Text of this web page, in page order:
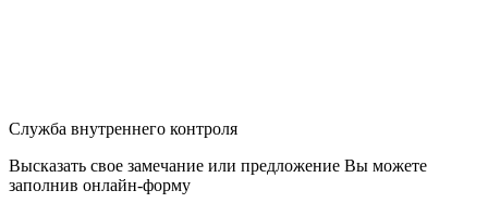
Служба внутреннего контроля
Высказать свое замечание или предложение Вы можете
заполнив онлайн-форму